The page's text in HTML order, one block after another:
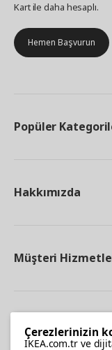
Kart ile daha hesaplı.
Hemen Başvurun
Popüler
Hakkımızda
Müşteri
Çerezlerinizin
IKEA.com.tr ve